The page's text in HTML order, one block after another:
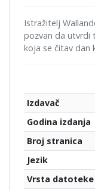
Istražitelj
pozvan da utvrdi
koja se čitav dan
Izdavač
Godina izdanja
Broj stranica
Jezik
Vrsta datoteke